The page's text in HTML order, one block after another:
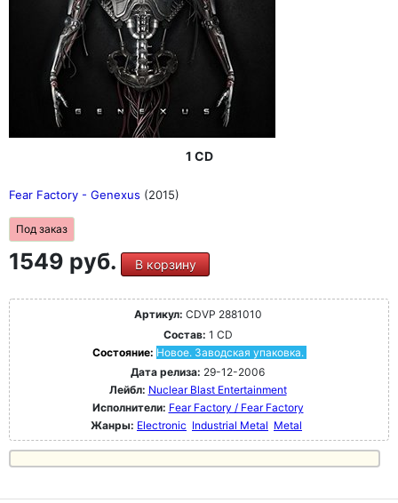
1 CD
Fear Factory - Genexus (2015)
Под заказ
1549 руб. В корзину
Артикул: CDVP 2881010
Состав: 1 CD
Состояние: Новое. Заводская упаковка.
Дата релиза: 29-12-2006
Лейбл: Nuclear Blast Entertainment
Исполнители: Fear Factory / Fear Factory
Жанры: Electronic Industrial Metal Metal